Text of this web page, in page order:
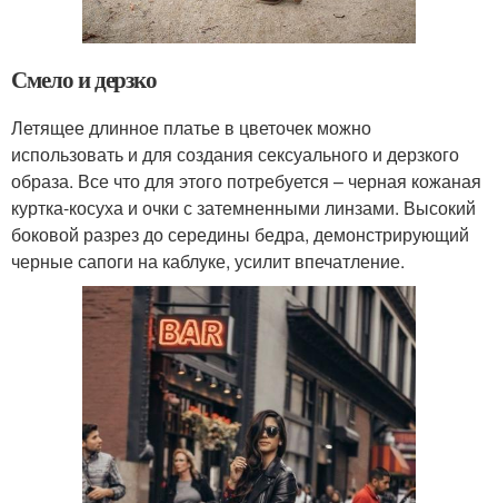
Смело и дерзко
Летящее длинное платье в цветочек можно
использовать и для создания сексуального и дерзкого
образа. Все что для этого потребуется – черная кожаная
куртка-косуха и очки с затемненными линзами. Высокий
боковой разрез до середины бедра, демонстрирующий
черные сапоги на каблуке, усилит впечатление.